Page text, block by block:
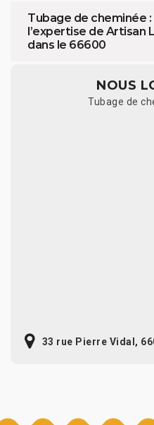
Tubage de cheminée
l’expertise de Artisan
dans le 66600
NOUS
Tubage de
33 rue Pierre Vidal,